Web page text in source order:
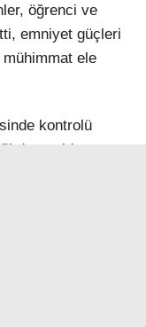
öğrenci ve
emniyet güçleri
ele
kontrolü
duyuruldu.